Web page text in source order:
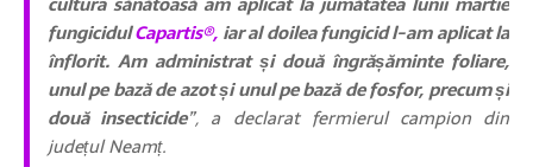
fungicidulCapartis®, iar al doilea fungicid l-am aplicat la
înflorit. Am administrat și două îngrășăminte foliare,
unul pe bază deazot și unul pe bază de fosfor, precum și
două insecticide”, a declarat fermierul campion din
județul Neamț.